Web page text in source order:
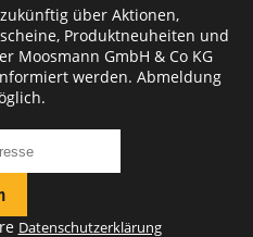
über Aktionen,
Produktneuheiten und
Moosmann GmbH & Co KG
werden. Abmeldung
Datenschutzerklärung